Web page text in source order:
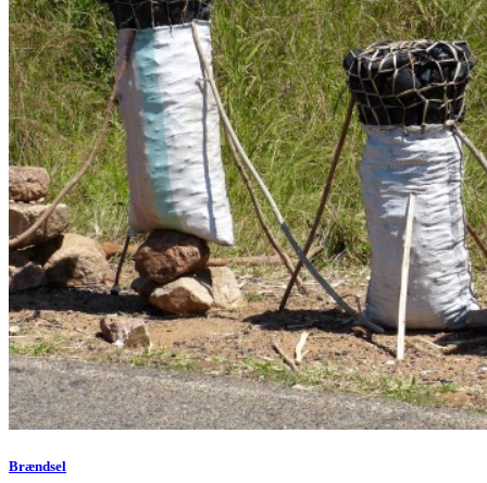
Brændsel